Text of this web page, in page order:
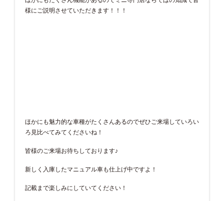
様にご説明させていただきます！！！
ほかにも魅力的な車種がたくさんあるのでぜひご来場していろい
ろ見比べてみてくださいね！
皆様のご来場お待ちしております♪
新しく入庫したマニュアル車も仕上げ中ですよ！
記載まで楽しみにしていてください！